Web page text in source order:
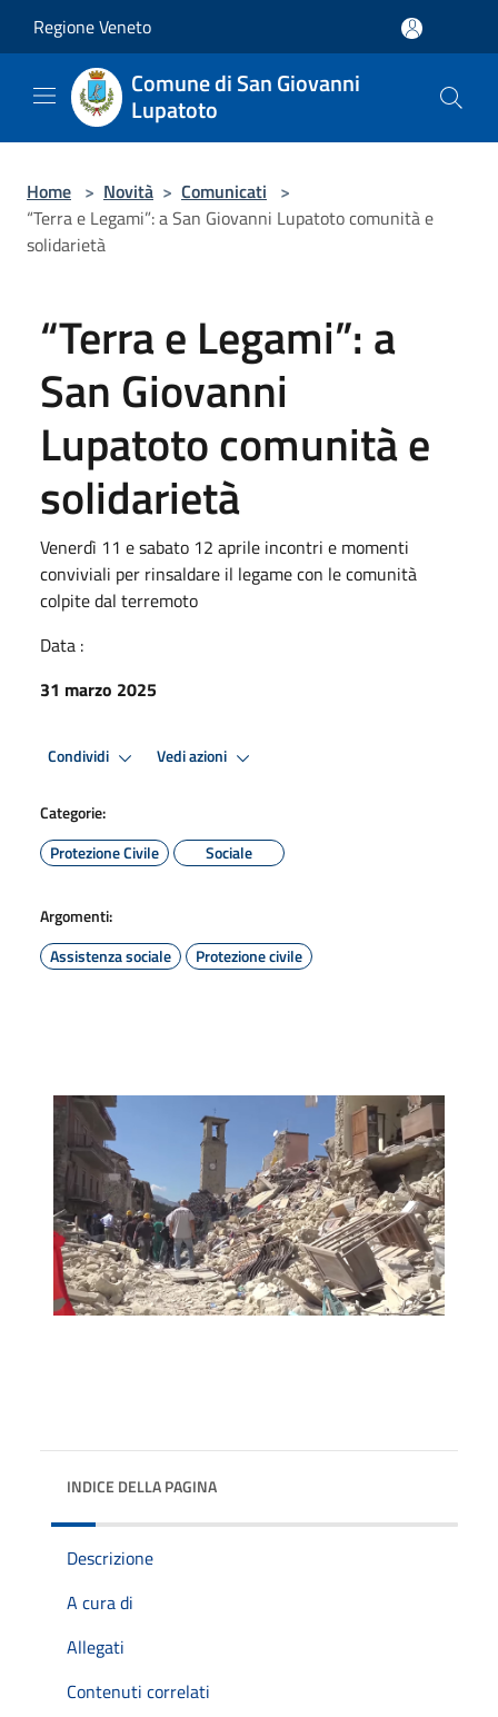
Regione Veneto
Comune di San Giovanni
Lupatoto
Home > Novità > Comunicati >
“Terra e Legami”: a San Giovanni Lupatoto comunità e
solidarietà
“Terra e Legami”: a
San Giovanni
Lupatoto comunità e
solidarietà
Venerdì 11 e sabato 12 aprile incontri e momenti
conviviali per rinsaldare il legame con le comunità
colpite dal terremoto
Data :
31 marzo 2025
Condividi Vedi azioni
Categorie:
Protezione Civile
Sociale
Argomenti:
Assistenza sociale
Protezione civile
INDICE DELLA PAGINA
Descrizione
A cura di
Allegati
Contenuti correlati